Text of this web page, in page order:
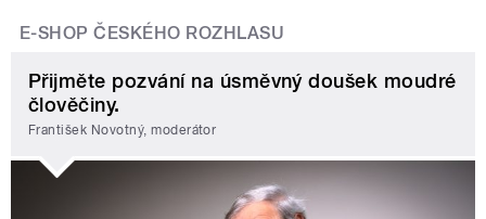
E-SHOP ČESKÉHO ROZHLASU
Přijměte pozvání na úsměvný doušek moudré
člověčiny.
František Novotný, moderátor